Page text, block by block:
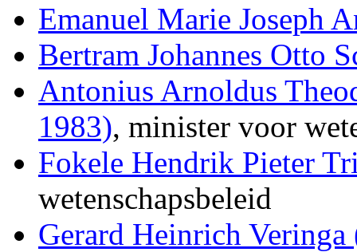
Emanuel Marie Joseph
Bertram Johannes Otto
Antonius Arnoldus
1983), minister voor
Fokele Hendrik Pieter
wetenschapsbeleid
Gerard Heinrich